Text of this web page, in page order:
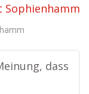
Sophienhamm
dass